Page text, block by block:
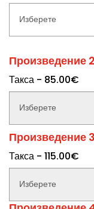
Произведение 2
Такса - 85.00€
Произведение 3
Такса - 115.00€